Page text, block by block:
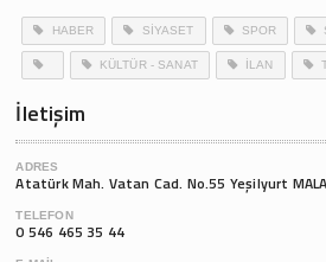
HABER SİYASET SPOR
KÜLTÜR - SANAT İLAN
İletişim
ADRES
Atatürk Mah. Vatan Cad. No.55 Yeşilyurt
TELEFON
0 546 465 35 44